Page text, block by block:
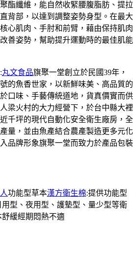
酯纖維，能自然收緊腰腹脂肪、提拉
背部，以達到調整姿勢身型。在最大
心肌肉、手肘和前臂，藉由保持肌肉
善姿勢，幫助提升運動時的最佳肌能
丸文食品旗聚一堂創立於民國39年，
的魚香世家，以新鮮味美、高品質的
口味、手藝傳統道地，貨真價實而供
梁火村的大力經營下，於台中縣大裡
千坪的現代自動化安全衛生廠房，全
量，並由魚產結合農產製造更多元化
品牌形象旗聚一堂而致力於產品包裝
功能型草本漢方衛生棉:提供功能型
型、夜用型、護墊型、量少型等衛
緩經期悶熱不適